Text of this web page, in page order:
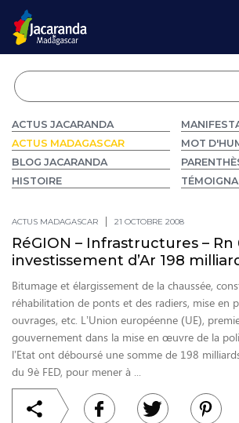
ACTUS JACARANDA
ACTUS MADAGASCAR
BLOG JACARANDA
HISTOIRE
MOT
ACTUS MADAGASCAR 21 OCTOBRE 2008
RéGION – Infrastructures – Rn
investissement d’Ar 198
Bitumage et élargissement de la chaussée,
réhabilitation de ponts et des radiers, mise en
ouvrages, etc. L’Union européenne (UE),
gouvernement dans la mise en œuvre de la
l’Etat ont déboursé une somme de 198
du 9è FED, pour mener à ...